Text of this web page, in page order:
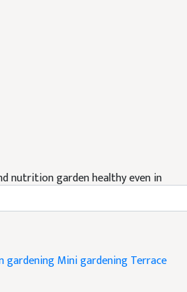
nutrition garden healthy even in
gardeningMini gardeningTerrace